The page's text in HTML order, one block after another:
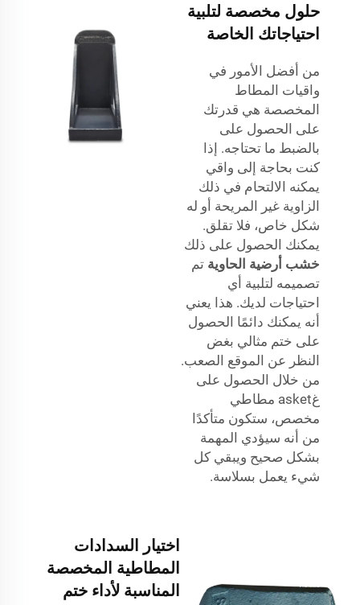
حلول مخصصة لتلبية
احتياجاتك الخاصة
من أفضل الأمور في
واقيات المطاط
المخصصة هي قدرتك
على الحصول على
بالضبط ما تحتاجه. إذا
كنت بحاجة إلى واقي
يمكنه الالتحام في ذلك
الزاوية غير المريحة أو له
شكل خاص، فلا تقلق.
يمكنك الحصول على ذلك
خشب أرضية الحاوية تم
تصميمه لتلبية أي
احتياجات لديك. هذا يعني
أنه يمكنك دائمًا الحصول
على ختم مثالي بغض
النظر عن الموقع الصعب.
من خلال الحصول على
غasket مطاطي
مخصص، ستكون متأكدًا
من أنه سيؤدي المهمة
بشكل صحيح ويبقي كل
شيء يعمل بسلاسة.
اختيار السدادات
المطاطية المخصصة
المناسبة لأداء ختم